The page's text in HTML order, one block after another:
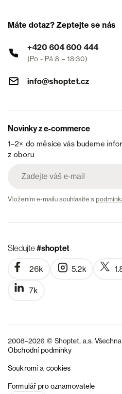
Máte dotaz? Zeptejte se nás
+420 604 600 444
(Po - Pá 8 – 18:30)
info@shoptet.cz
Novinky z e-commerce
1–2× do měsíce vás budeme
z oboru
Vložením e-mailu souhlasíte s
Sledujte#shoptet
26k 5.2k
7k
2008–2026 © Shoptet, a.s.
Obchodní podmínky
Soukromí a cookies
Formulář pro oznamovatele